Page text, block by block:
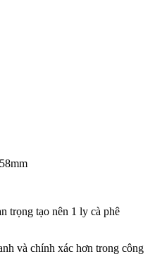
trọng tạo nên 1 ly cà phê
và chính xác hơn trong công